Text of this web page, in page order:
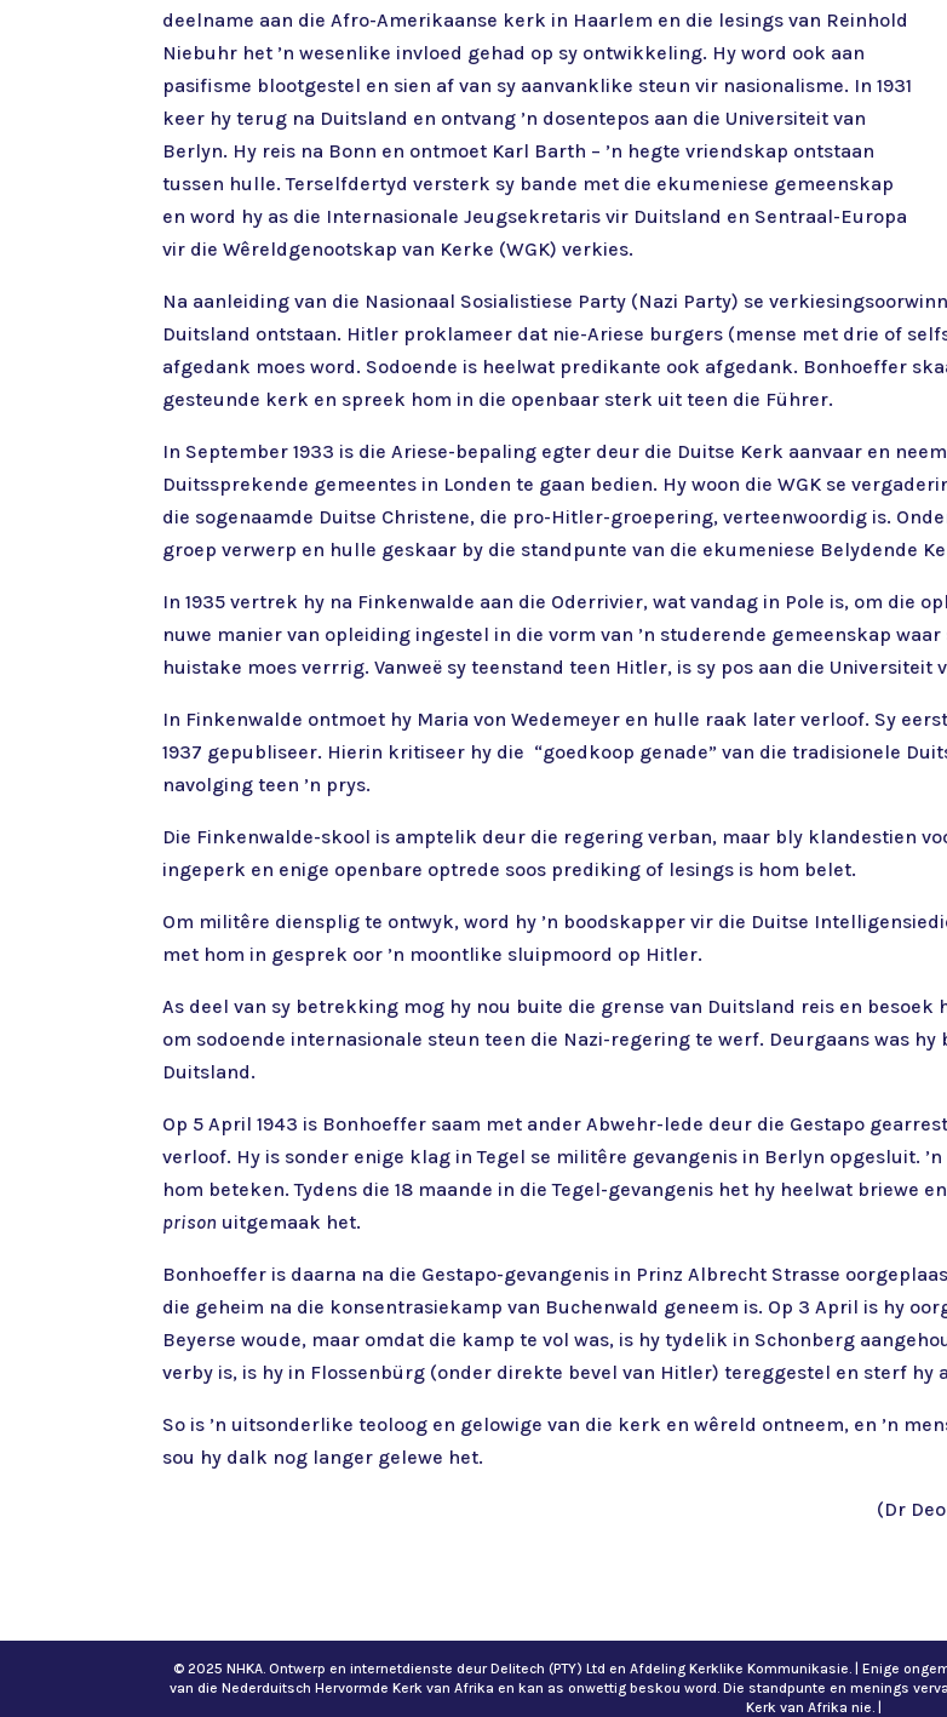
deelname aan die Afro-Amerikaanse kerk in Haarlem en die lesings van Reinhold
Niebuhr het ’n wesenlike invloed gehad op sy ontwikkeling. Hy word ook aan
pasifisme blootgestel en sien af van sy aanvanklike steun vir nasionalisme. In 1931
keer hy terug na Duitsland en ontvang ’n dosentepos aan die Universiteit van
Berlyn. Hy reis na Bonn en ontmoet Karl Barth – ’n hegte vriendskap ontstaan
tussen hulle. Terselfdertyd versterk sy bande met die ekumeniese gemeenskap
en word hy as die Internasionale Jeugsekretaris vir Duitsland en Sentraal-Europa
vir die Wêreldgenootskap van Kerke (WGK) verkies.
Na aanleiding van die Nasionaal Sosialistiese Party (Nazi Party) se
Duitsland ontstaan. Hitler proklameer dat nie-Ariese burgers (mense met drie of
afgedank moes word. Sodoende is heelwat predikante ook afgedank. Bonhoeffer
gesteunde kerk en spreek hom in die openbaar sterk uit teen die Führer.
In September 1933 is die Ariese-bepaling egter deur die Duitse Kerk aanvaar en
Duitssprekende gemeentes in Londen te gaan bedien. Hy woon die WGK se
die sogenaamde Duitse Christene, die pro-Hitler-groepering, verteenwoordig is.
groep verwerp en hulle geskaar by die standpunte van die ekumeniese Belydende
In 1935 vertrek hy na Finkenwalde aan die Oderrivier, wat vandag in Pole is, om die
nuwe manier van opleiding ingestel in die vorm van ’n studerende gemeenskap
huistake moes verrrig. Vanweë sy teenstand teen Hitler, is sy pos aan die Universiteit
In Finkenwalde ontmoet hy Maria von Wedemeyer en hulle raak later verloof. Sy
1937 gepubliseer. Hierin kritiseer hy die “goedkoop genade” van die tradisionele
navolging teen ’n prys.
Die Finkenwalde-skool is amptelik deur die regering verban, maar bly klandestien
ingeperk en enige openbare optrede soos prediking of lesings is hom belet.
Om militêre diensplig te ontwyk, word hy ’n boodskapper vir die Duitse
met hom in gesprek oor ’n moontlike sluipmoord op Hitler.
As deel van sy betrekking mog hy nou buite die grense van Duitsland reis en besoek
om sodoende internasionale steun teen die Nazi-regering te werf. Deurgaans was
Duitsland.
Op 5 April 1943 is Bonhoeffer saam met ander Abwehr-lede deur die Gestapo
verloof. Hy is sonder enige klag in Tegel se militêre gevangenis in Berlyn opgesluit.
hom beteken. Tydens die 18 maande in die Tegel-gevangenis het hy heelwat briewe
prison uitgemaak het.
Bonhoeffer is daarna na die Gestapo-gevangenis in Prinz Albrecht Strasse
die geheim na die konsentrasiekamp van Buchenwald geneem is. Op 3 April is hy
Beyerse woude, maar omdat die kamp te vol was, is hy tydelik in Schonberg
verby is, is hy in Flossenbürg (onder direkte bevel van Hitler) tereggestel en sterf hy
So is ’n uitsonderlike teoloog en gelowige van die kerk en wêreld ontneem, en ’n
sou hy dalk nog langer gelewe het.
(Dr
© 2025 NHKA. Ontwerp en internetdienste deur Delitech (PTY) Ltd en Afdeling Kerklike Kommunikasie. | Enige
van die Nederduitsch Hervormde Kerk van Afrika en kan as onwettig beskou word. Die standpunte en menings
Kerk van Afrika nie. |